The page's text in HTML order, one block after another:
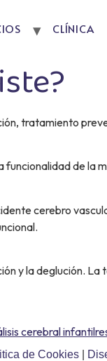
CLÍNICA
tratamiento
funcionalidad de la
cerebro
y la deglución. La
cerebral infantil
de Cookies